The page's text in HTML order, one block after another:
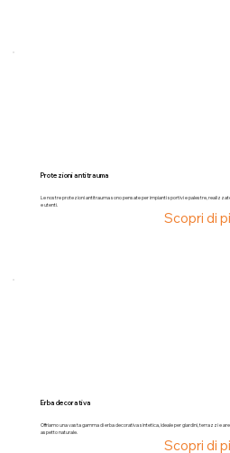
Protezioni antitrauma
Le nostre protezioni antitrauma sono pensate per impianti sportivi e palestre,
e utenti.
Scopri di
Erba decorativa
Offriamo una vasta gamma di erba decorativa sintetica, ideale per giardini, terrazzi e
aspetto naturale.
Scopri di